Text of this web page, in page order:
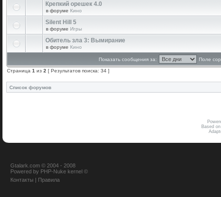
Крепкий орешек 4.0
в форуме Кино
Silent Hill 5
в форуме Игры
Обитель зла 3: Вымирание
в форуме Кино
Показать сообщения за: Поле
Страница 1 из 2 [ Результатов поиска: 34 ]
Список форумов
Based
Gtalark.com © 2004 - 2008
Powered by PHP-Nuke kernel ©
Контакты | Правила